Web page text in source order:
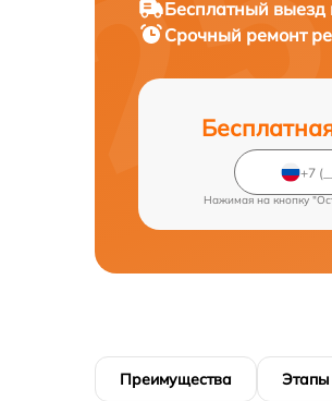
Бесплатный выезд
Срочный ремонт
Нажимая на кнопку
Преимущества Этапы